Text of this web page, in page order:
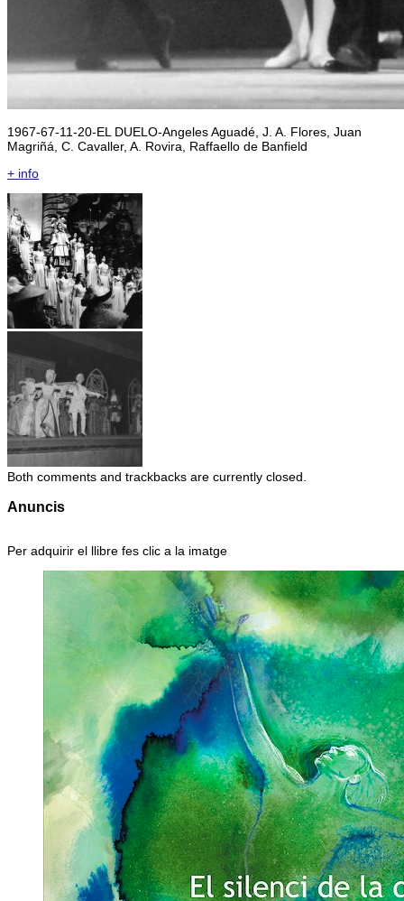
1967-67-11-20-EL DUELO-Angeles Aguadé, J. A. Flores, Juan
Magriñá, C. Cavaller, A. Rovira, Raffaello de Banfield
+ info
Both comments and trackbacks are currently closed.
Anuncis
Per adquirir el llibre fes clic a la imatge